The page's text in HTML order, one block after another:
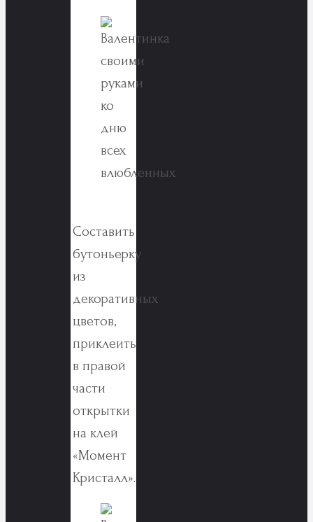
Составить
бутоньерку
из
декоративных
цветов,
приклеить
в правой
части
открытки
на клей
«Момент
Кристалл».